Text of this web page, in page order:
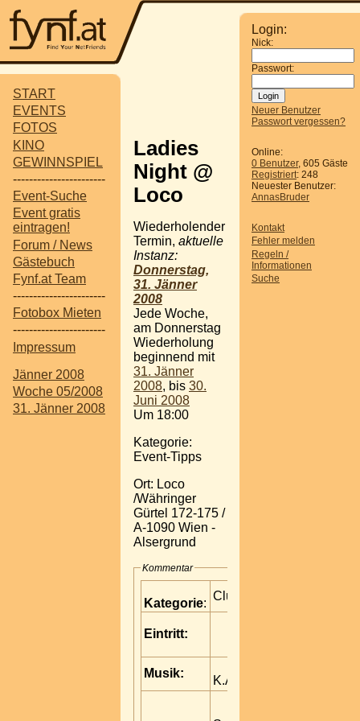
START
EVENTS
FOTOS
KINO
GEWINNSPIEL
-----------------------
Event-Suche
Event gratis
eintragen!
Forum / News
Gästebuch
Fynf.at Team
-----------------------
Fotobox Mieten
-----------------------
Impressum
Jänner 2008
Woche 05/2008
31. Jänner 2008
Login:
Nick:
Passwort:
Neuer Benutzer
Passwort vergessen?
Online:
0 Benutzer, 605 Gäste
Registriert: 248
Neuester Benutzer:
AnnasBruder
Kontakt
Fehler melden
Regeln /
Informationen
Suche
Ladies
Night @
Loco
Wiederholender
Termin, aktuelle
Instanz:
Donnerstag,
31. Jänner
2008
Jede Woche,
am Donnerstag
Wiederholung
beginnend mit
31. Jänner
2008, bis 30.
Juni 2008
Um 18:00
Kategorie:
Event-Tipps
Ort: Loco
/Währinger
Gürtel 172-175 /
A-1090 Wien -
Alsergrund
Kommentar
Kategorie:
Clubbing
Eintritt:
Musik:
K.A.